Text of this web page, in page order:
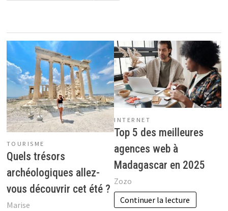
TOURISME
Quels trésors
archéologiques allez-
vous découvrir cet été ?
Marise
INTERNET
Top 5 des meilleures
agences web à
Madagascar en 2025
Zozo
Continuer la lecture